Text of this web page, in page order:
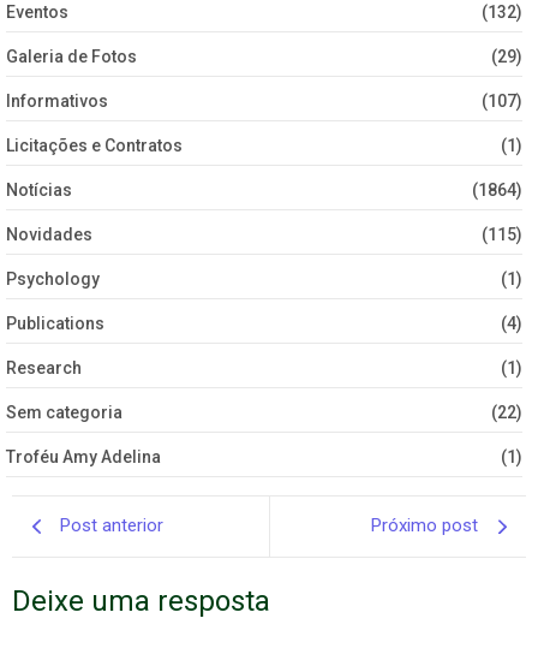
Eventos (132)
Galeria de Fotos (29)
Informativos (107)
Licitações e Contratos (1)
Notícias (1864)
Novidades (115)
Psychology (1)
Publications (4)
Research (1)
Sem categoria (22)
Troféu Amy Adelina (1)
Post anterior Próximo post
Deixe uma resposta